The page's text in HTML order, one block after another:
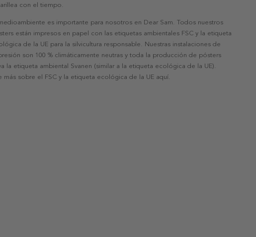
con el tiempo.
es importante para nosotros en Dear Sam. Todos nuestros
están impresos en papel con las etiquetas ambientales FSC y la etiqueta
de la UE para la silvicultura responsable. Nuestras instalaciones de
son 100 % climáticamente neutras y toda la producción de pósters
la etiqueta ambiental Svanen (similar a la etiqueta ecológica de la UE).
más sobre el FSC y la etiqueta ecológica de la UE aquí.